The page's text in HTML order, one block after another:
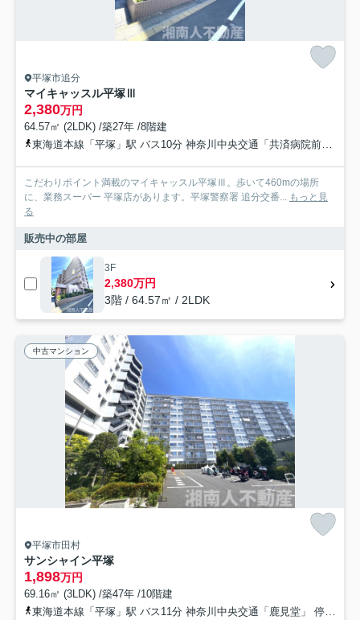
平塚市追分
マイキャッスル平塚Ⅲ
2,380万円
64.57㎡ (2LDK) /築27年 /8階建
東海道本線「平塚」駅 バス10分 神奈川中央交通「共済病院前総合公園西」 停歩1分
こだわりポイント満載のマイキャッスル平塚Ⅲ。歩いて460mの場所
に、業務スーパー 平塚店があります。平塚警察署 追分交番...
もっと見
る
販売中の部屋
3F
2,380万円
3階 / 64.57㎡ / 2LDK
中古マンション
平塚市田村
サンシャイン平塚
1,898万円
69.16㎡ (3LDK) /築47年 /10階建
東海道本線「平塚」駅 バス11分 神奈川中央交通「鹿見堂」 停歩2分